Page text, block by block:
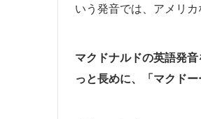
いう発音では、アメリ
マクドナルドの英語発
っと長めに、「マクド